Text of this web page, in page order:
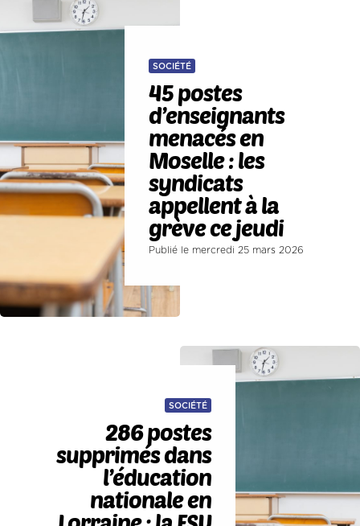
SOCIÉTÉ
45 postes
d’enseignants
menacés en
Moselle : les
syndicats
appellent à la
grève ce jeudi
Publié le mercredi 25 mars 2026
SOCIÉTÉ
286 postes
supprimés dans
l’éducation
nationale en